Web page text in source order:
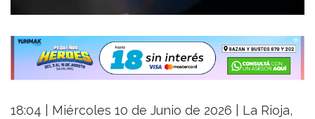
18:04 | Miércoles 10 de Junio de 2026 | La Rioja,